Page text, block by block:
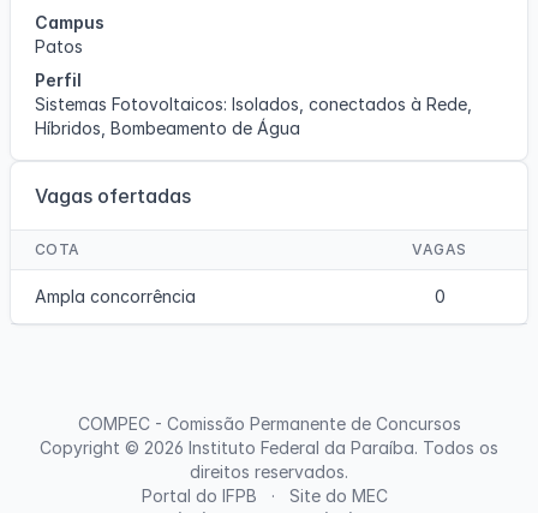
Campus
Patos
Perfil
Sistemas Fotovoltaicos: Isolados, conectados à Rede,
Híbridos, Bombeamento de Água
Vagas ofertadas
COTA VAGAS
Ampla concorrência 0
Portal do IFPB
Site do MEC
COMPEC - Comissão Permanente de Concursos
Copyright © 2026 Instituto Federal da Paraíba. Todos os
direitos reservados.